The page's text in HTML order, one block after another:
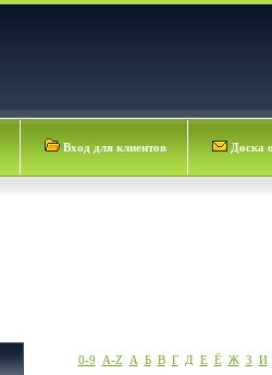
Вход для клиентов Доска
0-9 A-Z А Б В Г Д Е Ё Ж З И